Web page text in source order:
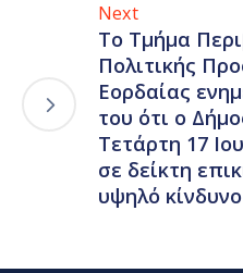
Next
Το Τμήμα
Πολιτικής
Εορδαίας
του ότι ο
Τετάρτη 17
σε δείκτη
υψηλό